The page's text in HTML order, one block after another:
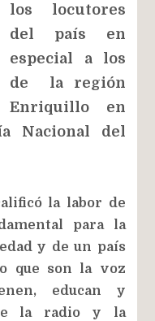
los locutores
del país en
especial a los
de la región
Enriquillo en
Nacional del
la labor de
para la
y de un país
que son la voz
educan y
la radio y la